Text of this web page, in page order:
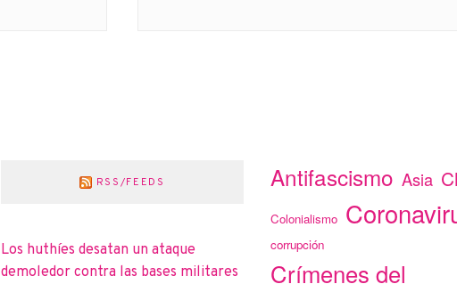
RSS/FEEDS
Los huthíes desatan un ataque
demoledor contra las bases militares
Antifascismo Asia
Colonialismo
corrupción
Crímenes del